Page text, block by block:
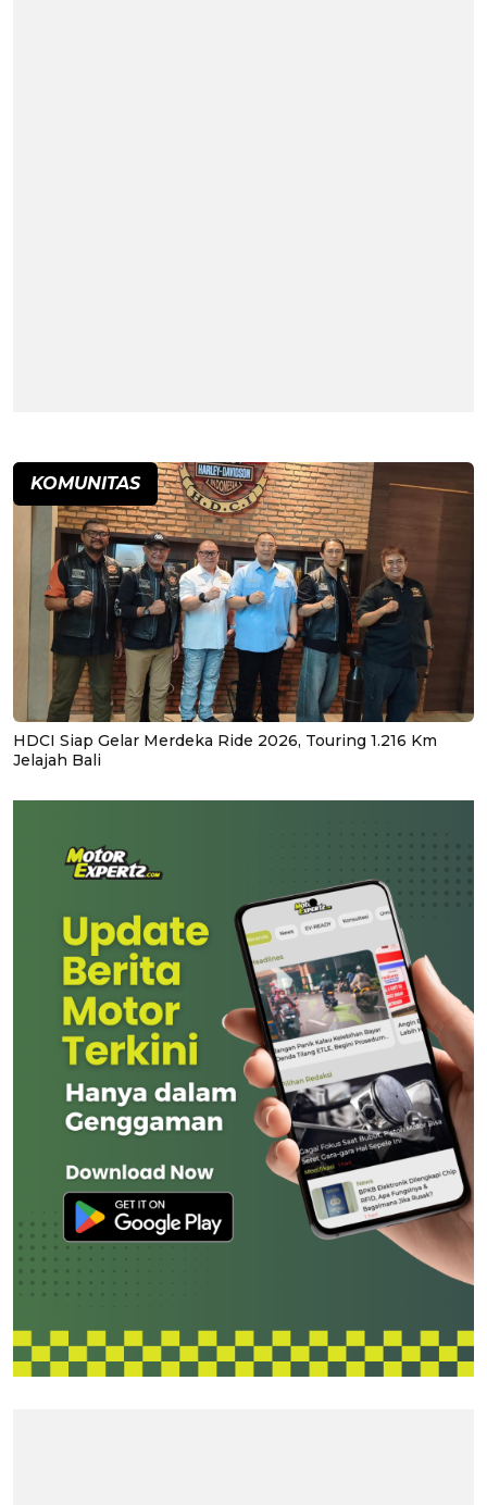
KOMUNITAS
HDCI Siap Gelar Merdeka Ride 2026, Touring 1.216 Km
Jelajah Bali